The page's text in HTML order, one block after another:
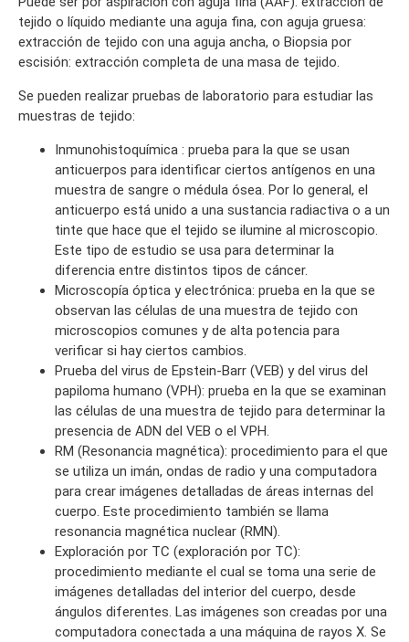
tejido o líquido mediante una aguja fina, con aguja gruesa:
extracción de tejido con una aguja ancha, o Biopsia por
escisión: extracción completa de una masa de tejido.
Se pueden realizar pruebas de laboratorio para estudiar las
muestras de tejido:
Inmunohistoquímica : prueba para la que se usan
anticuerpos para identificar ciertos antígenos en una
muestra de sangre o médula ósea. Por lo general, el
anticuerpo está unido a una sustancia radiactiva o a un
tinte que hace que el tejido se ilumine al microscopio.
Este tipo de estudio se usa para determinar la
diferencia entre distintos tipos de cáncer.
Microscopía óptica y electrónica: prueba en la que se
observan las células de una muestra de tejido con
microscopios comunes y de alta potencia para
verificar si hay ciertos cambios.
Prueba del virus de Epstein-Barr (VEB) y del virus del
papiloma humano (VPH): prueba en la que se examinan
las células de una muestra de tejido para determinar la
presencia de ADN del VEB o el VPH.
RM (Resonancia magnética): procedimiento para el que
se utiliza un imán, ondas de radio y una computadora
para crear imágenes detalladas de áreas internas del
cuerpo. Este procedimiento también se llama
resonancia magnética nuclear (RMN).
Exploración por TC (exploración por TC):
procedimiento mediante el cual se toma una serie de
imágenes detalladas del interior del cuerpo, desde
ángulos diferentes. Las imágenes son creadas por una
computadora conectada a una máquina de rayos X. Se